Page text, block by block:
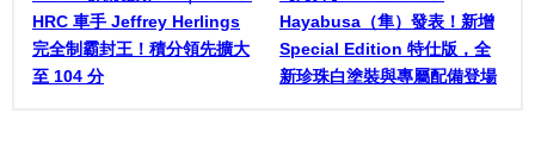
HRC 車手 Jeffrey Herlings
完全制霸封王！積分領先擴大
至 104 分
Hayabusa（隼）發表！新增
Special Edition 特仕版，全
新珍珠白塗裝與專屬配備登場